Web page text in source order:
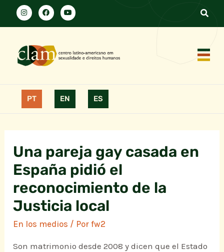
PT EN ES
Una pareja gay casada en
España pidió el
reconocimiento de la
Justicia local
En los medios / Porfw2
Son matrimonio desde 2008 y dicen que el Estado